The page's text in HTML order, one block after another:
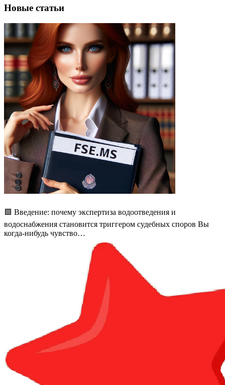
Новые статьи
🟩 Введение: почему экспертиза водоотведения и
водоснабжения становится триггером судебных споров Вы
когда-нибудь чувство…